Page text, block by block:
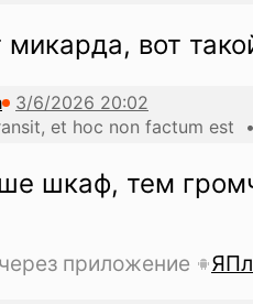
вот
et hoc non factum est
шкаф, тем
приложение